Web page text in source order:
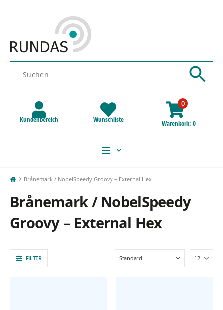
Kundenbereich Wunschliste
0
Warenkorb 0
Brånemark / NobelSpeedy Groovy – External Hex
Brånemark / NobelSpeedy
Groovy – External Hex
FILTER